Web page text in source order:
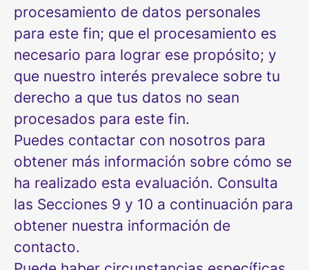
procesamiento de datos personales
para este fin; que el procesamiento es
necesario para lograr ese propósito; y
que nuestro interés prevalece sobre tu
derecho a que tus datos no sean
procesados para este fin.
Puedes contactar con nosotros para
obtener más información sobre cómo se
ha realizado esta evaluación. Consulta
las Secciones 9 y 10 a continuación para
obtener nuestra información de
contacto.